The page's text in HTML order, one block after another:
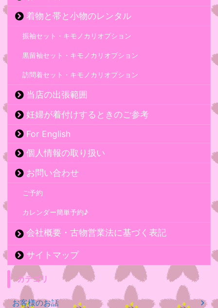
着物と帯と小物のレンタル
振袖セット・キモノカリオプション
黒留袖セット・キモノカリオプション
訪問着セット・キモノカリオプション
当店の出張範囲
妊婦が着付けするときのご参考
For English
個人情報の取り扱い
お問い合わせ
ご予約
カレンダー簡単予約♪
会社概要・古物営業法に基づく表記
サイトマップ
カテゴリ
お客様のお話